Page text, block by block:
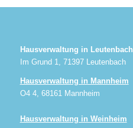
Hausverwaltung in Leutenbach
Im Grund 1, 71397 Leutenbach
Hausverwaltung in Mannheim
O4 4, 68161 Mannheim
Hausverwaltung in Weinheim